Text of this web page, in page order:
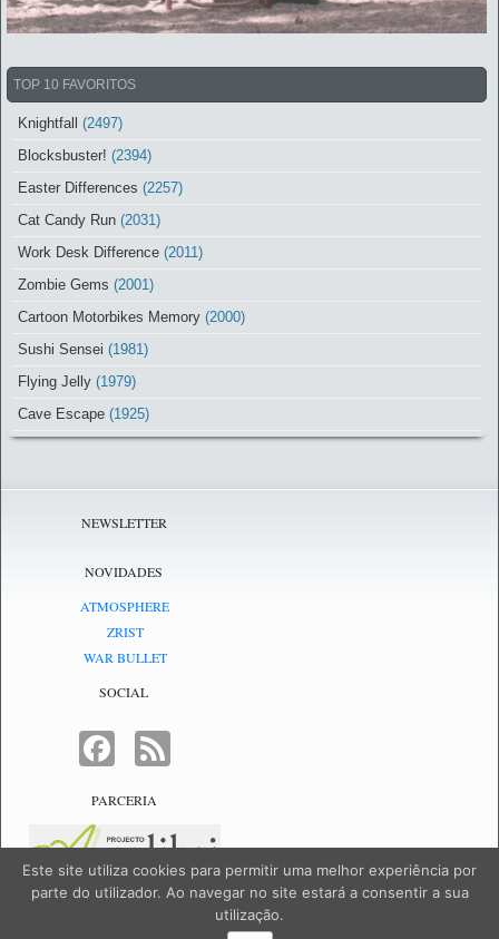
TOP 10 FAVORITOS
Knightfall (2497)
Blocksbuster! (2394)
Easter Differences (2257)
Cat Candy Run (2031)
Work Desk Difference (2011)
Zombie Gems (2001)
Cartoon Motorbikes Memory (2000)
Sushi Sensei (1981)
Flying Jelly (1979)
Cave Escape (1925)
NEWSLETTER
NOVIDADES
ATMOSPHERE
ZRIST
WAR BULLET
SOCIAL
FACEBOOK
PARCERIA
NetJogos - powered byNetJogos
Este site utiliza cookies para permitir uma melhor experiência por
parte do utilizador. Ao navegar no site estará a consentir a sua
utilização.